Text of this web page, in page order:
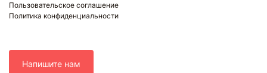
Пользовательское соглашение
Политика конфиденциальности
Напишите нам